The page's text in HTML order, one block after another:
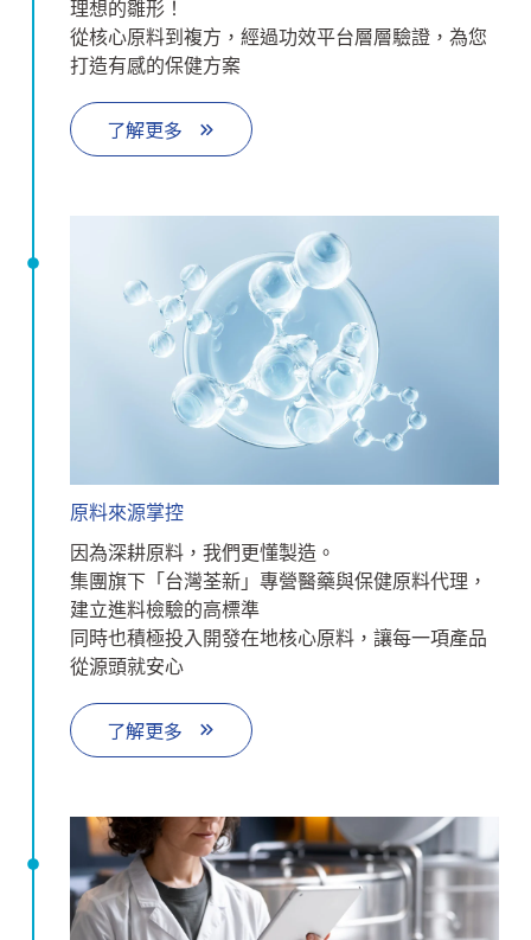
理想的雛形！
從核心原料到複方，經過功效平台層層驗證，為您
打造有感的保健方案
了解更多
原料來源掌控
因為深耕原料，我們更懂製造。
集團旗下「台灣荃新」專營醫藥與保健原料代理，
建立進料檢驗的高標準
同時也積極投入開發在地核心原料，讓每一項產品
從源頭就安心
了解更多